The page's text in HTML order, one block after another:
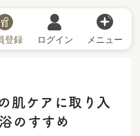
登録 ログイン メニュー
肌ケアに取り入
のすすめ